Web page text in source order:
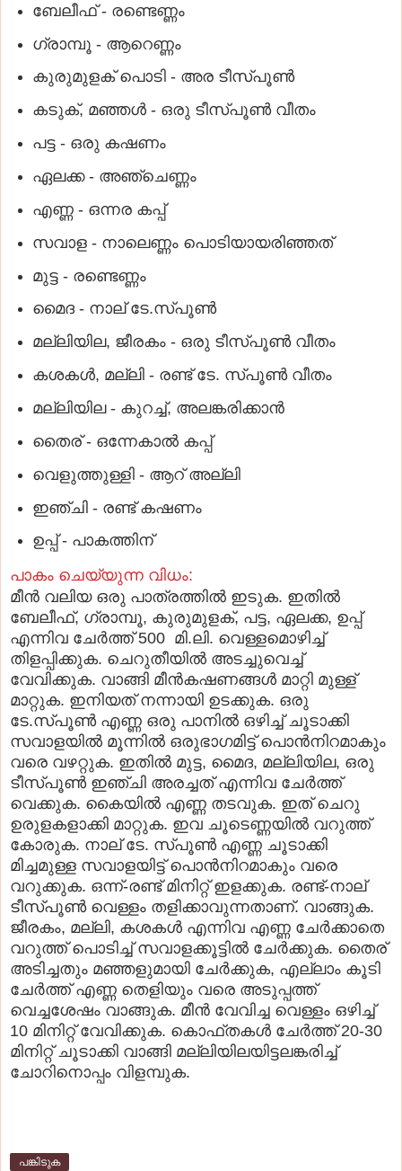
ബേലീഫ് - രണ്ടെണ്ണം
ഗ്രാമ്പൂ - ആറെണ്ണം
കുരുമുളക് പൊടി - അര ടീസ്പൂണ്‍
കടുക്, മഞ്ഞള്‍ - ഒരു ടീസ്പൂണ്‍ വീതം
പട്ട - ഒരു കഷണം
ഏലക്ക - അഞ്ചെണ്ണം
എണ്ണ - ഒന്നര കപ്പ്
സവാള - നാലെണ്ണം പൊടിയായരിഞ്ഞത്
മുട്ട - രണ്ടെണ്ണം
മൈദ - നാല് ടേ.സ്പൂണ്‍
മല്ലിയില, ജീരകം - ഒരു ടീസ്പൂണ്‍ വീതം
കശകള്‍, മല്ലി - രണ്ട് ടേ. സ്പൂണ്‍ വീതം
മല്ലിയില - കുറച്ച്, അലങ്കരിക്കാന്‍
തൈര് - ഒന്നേകാല്‍ കപ്പ്
വെളുത്തുള്ളി - ആറ് അല്ലി
ഇഞ്ചി - രണ്ട് കഷണം
ഉപ്പ് - പാകത്തിന്
പാകം ചെയ്യുന്ന വിധം:
മീന്‍ വലിയ ഒരു പാത്രത്തില്‍ ഇടുക. ഇതില്‍
ബേലീഫ്, ഗ്രാമ്പൂ, കുരുമുളക്, പട്ട, ഏലക്ക, ഉപ്പ്
എന്നിവ ചേര്‍ത്ത് 500 മി.ലി. വെള്ളമൊഴിച്ച്
തിളപ്പിക്കുക. ചെറുതീയില്‍ അടച്ചുവെച്ച്
വേവിക്കുക. വാങ്ങി മീന്‍കഷണങ്ങള്‍ മാറ്റി മുള്ള്
മാറ്റുക. ഇനിയത് നന്നായി ഉടക്കുക. ഒരു
ടേ.സ്പൂണ്‍ എണ്ണ ഒരു പാനില്‍ ഒഴിച്ച് ചൂടാക്കി
സവാളയില്‍ മൂന്നില്‍ ഒരുഭാഗമിട്ട് പൊന്‍നിറമാകും
വരെ വഴറ്റുക. ഇതില്‍ മുട്ട, മൈദ, മല്ലിയില, ഒരു
ടീസ്പൂണ്‍ ഇഞ്ചി അരച്ചത് എന്നിവ ചേര്‍ത്ത്
വെക്കുക. കൈയില്‍ എണ്ണ തടവുക. ഇത് ചെറു
ഉരുളകളാക്കി മാറ്റുക. ഇവ ചൂടെണ്ണയില്‍ വറുത്ത്
കോരുക. നാല് ടേ. സ്പൂണ്‍ എണ്ണ ചൂടാക്കി
മിച്ചമുള്ള സവാളയിട്ട് പൊന്‍നിറമാകും വരെ
വറുക്കുക. ഒന്ന്-രണ്ട് മിനിറ്റ് ഇളക്കുക. രണ്ട്-നാല്
ടീസ്പൂണ്‍ വെള്ളം തളിക്കാവുന്നതാണ്. വാങ്ങുക.
ജീരകം, മല്ലി, കശകള്‍ എന്നിവ എണ്ണ ചേര്‍ക്കാതെ
വറുത്ത് പൊടിച്ച് സവാളക്കൂട്ടില്‍ ചേര്‍ക്കുക. തൈര്
അടിച്ചതും മഞ്ഞളുമായി ചേര്‍ക്കുക, എല്ലാം കൂടി
ചേര്‍ത്ത് എണ്ണ തെളിയും വരെ അടുപ്പത്ത്
വെച്ചശേഷം വാങ്ങുക. മീന്‍ വേവിച്ച വെള്ളം ഒഴിച്ച്
10 മിനിറ്റ് വേവിക്കുക. കൊഫ്തകള്‍ ചേര്‍ത്ത് 20-30
മിനിറ്റ് ചൂടാക്കി വാങ്ങി മല്ലിയിലയിട്ടലങ്കരിച്ച്
ചോറിനൊപ്പം വിളമ്പുക.
പങ്കിടുക